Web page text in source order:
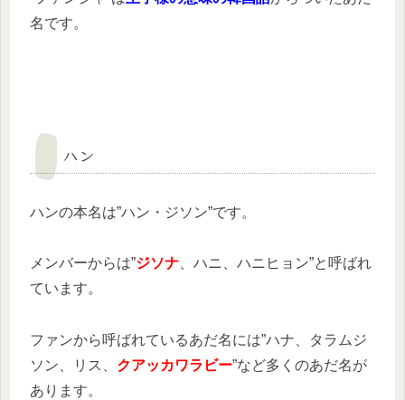
名です。
ハン
ハンの本名は”ハン・ジソン”です。
メンバーからは”ジソナ、ハニ、ハニヒョン”と呼ばれ
ています。
ファンから呼ばれているあだ名には”ハナ、タラムジ
ソン、リス、 クアッカワラビー”など多くのあだ名が
あります。